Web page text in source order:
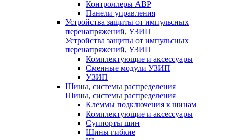
Контроллеры АВР
Панели управления
Устройства защиты от импульсных
перенапряжений, УЗИП
Устройства защиты от импульсных
перенапряжений, УЗИП
Комплектующие и аксессуары
Сменные модули УЗИП
УЗИП
Шины, системы распределения
Шины, системы распределения
Клеммы подключения к шинам
Комплектующие и аксессуары
Суппорты шин
Шины гибкие